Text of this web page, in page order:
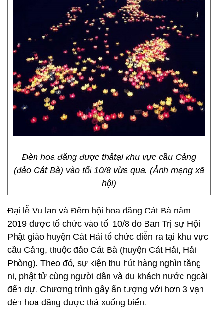
Đèn hoa đăng được thảtại khu vực cầu Cảng
(đảo Cát Bà) vào tối 10/8 vừa qua. (Ảnh mạng xã
hội)
Đại lễ Vu lan và Đêm hội hoa đăng Cát Bà năm
2019 được tổ chức vào tối 10/8 do Ban Trị sự Hội
Phật giáo huyện Cát Hải tổ chức diễn ra tại khu vực
cầu Cảng, thuộc đảo Cát Bà (huyện Cát Hải, Hải
Phòng). Theo đó, sự kiện thu hút hàng nghìn tăng
ni, phật tử cùng người dân và du khách nước ngoài
đến dự. Chương trình gây ấn tượng với hơn 3 vạn
đèn hoa đăng được thả xuống biển.